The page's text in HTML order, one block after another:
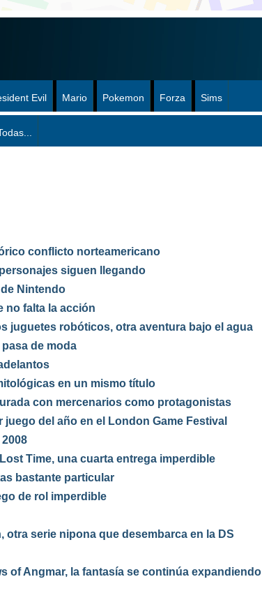
Evil Mario Pokemon Forza Sims
conflicto norteamericano
siguen llegando
Nintendo
no falta la acción
juguetes robóticos, otra aventura bajo el agua
de moda
en un mismo título
con mercenarios como protagonistas
del año en el London Game Festival
Time, una cuarta entrega imperdible
bastante particular
de rol imperdible
serie nipona que desembarca en la DS
of Angmar, la fantasía se continúa expandiendo